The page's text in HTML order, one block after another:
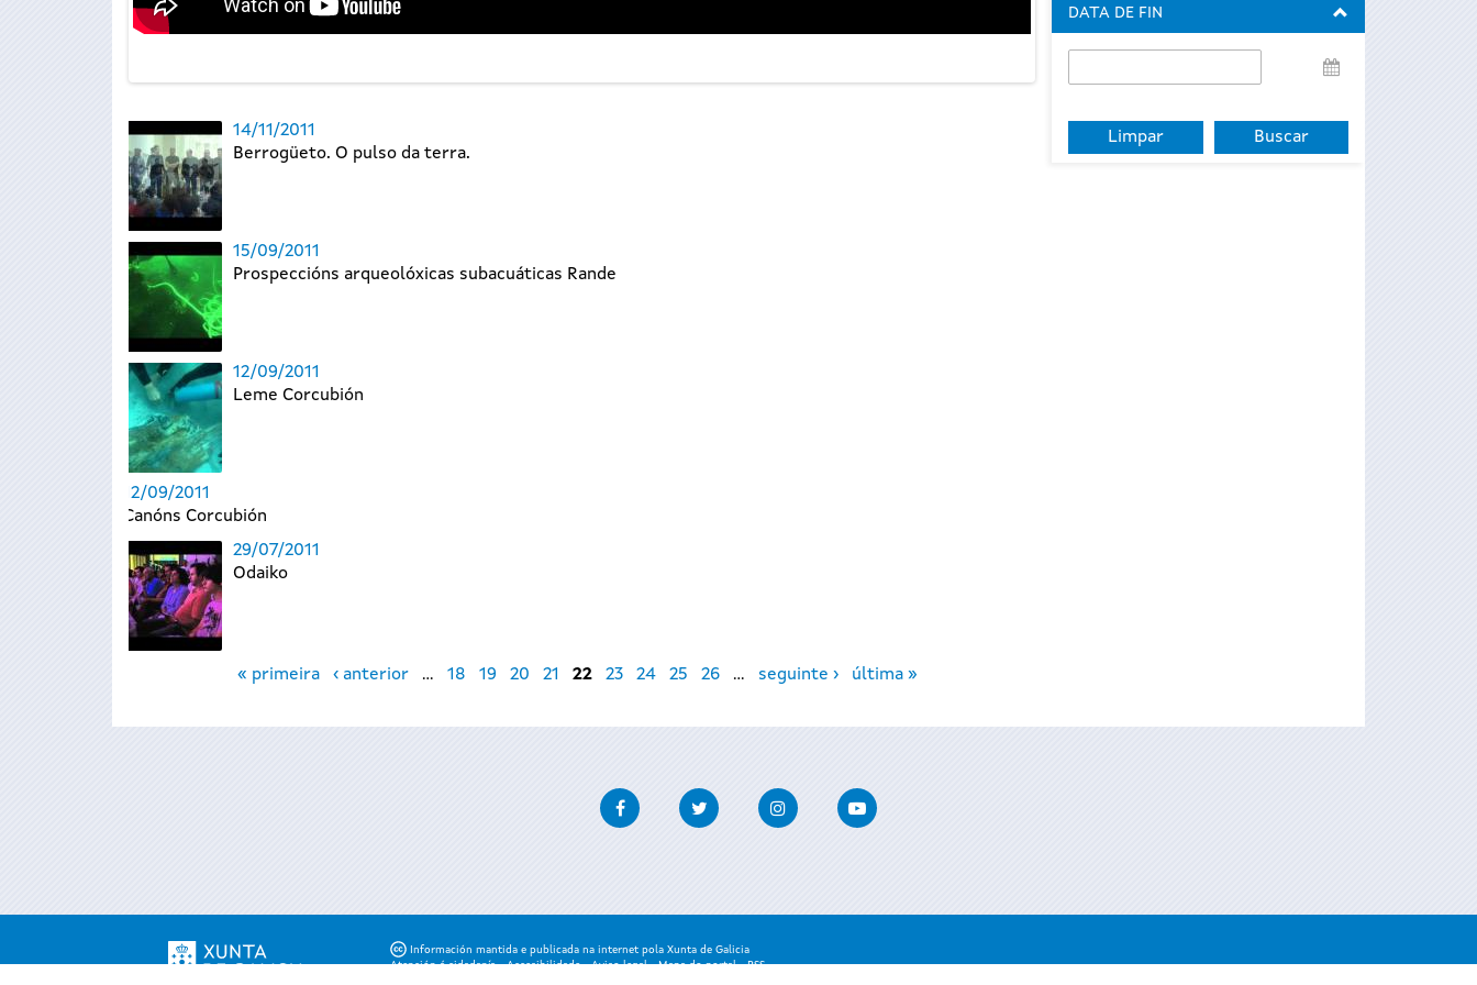
14/11/2011
Berrogüeto. O pulso da terra.
15/09/2011
Prospeccións arqueolóxicas subacuáticas Rande
12/09/2011
Leme Corcubión
12/09/2011
Canóns Corcubión
29/07/2011
Odaiko
« primeira ‹ anterior … 18 19 20 21 22 23 24 25 26 … seguinte › última »
DATA DE FIN
de
FacebookTwitter InstagramYoutube
Información mantida e publicada na internet pola Xunta de Galicia
Atención á cidadanía -Accesibilidade -Aviso legal -Mapa do portal -RSS